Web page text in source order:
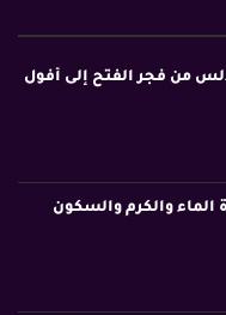
من فجر الفتح إلى أفول
الماء والكرم والسكون